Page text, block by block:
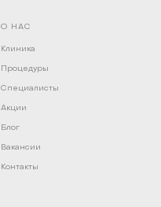
О НАС
Клиника
Процедуры
Специалисты
Акции
Блог
Вакансии
Контакты